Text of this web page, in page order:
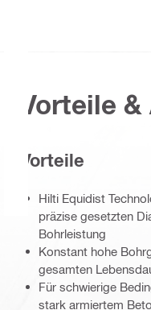
Vorteile
Vorteile
Hilti Equidist
präzise gesetzten
Bohrleistung
Konstant hohe
gesamten
Für schwierige
stark armiertem